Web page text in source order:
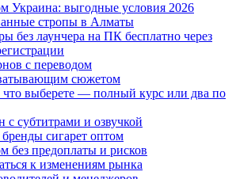
Украина: выгодные условия 2026
стропы в Алматы
без лаунчера на ПК бесплатно через
с переводом
сюжетом
выберете — полный курс или два по
субтитрами и озвучкой
бренды сигарет оптом
без предоплаты и рисков
к изменениям рынка